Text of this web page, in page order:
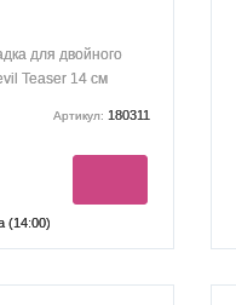
для двойного
Teaser 14 см
Артикул: 180311
(14:00)